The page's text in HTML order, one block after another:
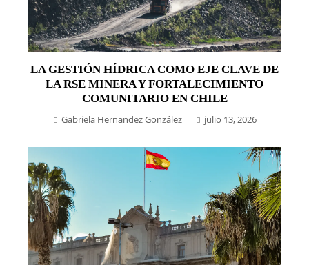
LA GESTIÓN HÍDRICA COMO EJE CLAVE DE
LA RSE MINERA Y FORTALECIMIENTO
COMUNITARIO EN CHILE
Gabriela Hernandez González julio 13, 2026